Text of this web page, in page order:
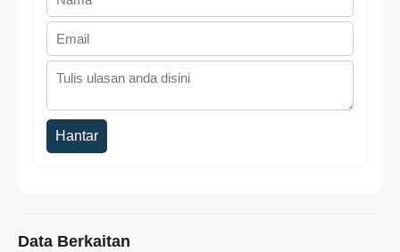
Hantar
Data Berkaitan